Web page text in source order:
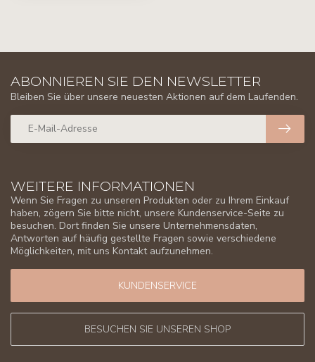
WEITERE INFORMATIONEN
Wenn Sie Fragen zu unseren Produkten oder zu Ihrem Einkauf
haben, zögern Sie bitte nicht, unsere Kundenservice-Seite zu
besuchen. Dort finden Sie unsere Unternehmensdaten,
Antworten auf häufig gestellte Fragen sowie verschiedene
Möglichkeiten, mit uns Kontakt aufzunehmen.
KUNDENSERVICE
BESUCHEN SIE UNSEREN SHOP
ABONNIEREN SIE DEN NEWSLETTER
Bleiben Sie über unsere neuesten Aktionen auf dem Laufenden.